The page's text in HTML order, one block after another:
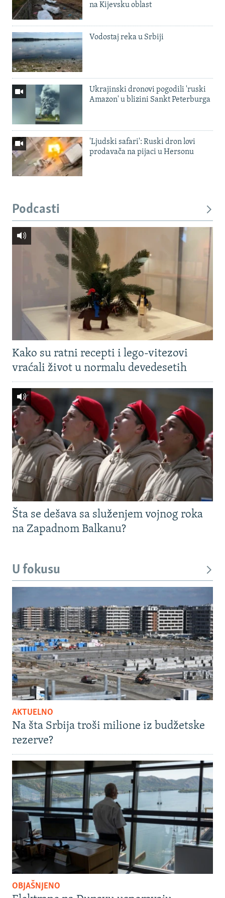
na Kijevsku oblast
Vodostaj reka u Srbiji
Ukrajinski dronovi pogodili 'ruski
Amazon' u blizini Sankt Peterburga
'Ljudski safari': Ruski dron lovi
prodavača na pijaci u Hersonu
Podcasti
Kako su ratni recepti i lego-vitezovi
vraćali život u normalu devedesetih
Šta se dešava sa služenjem vojnog roka
na Zapadnom Balkanu?
U fokusu
AKTUELNO
Na šta Srbija troši milione iz budžetske
rezerve?
OBJAŠNJENO